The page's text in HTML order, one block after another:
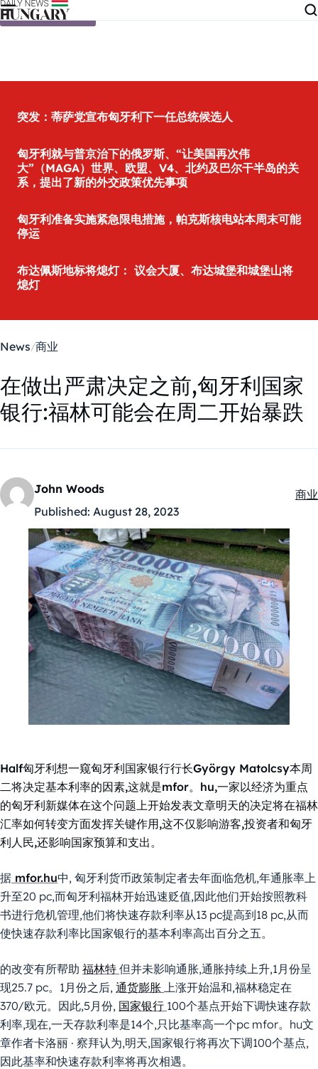
Skip to content
突发：蒂萨党宣布匈牙利下一任总统候选人
匈牙利就与普京治下的俄罗斯、“让美国再次伟
大”（MAGA）世界、欧盟、V4、北约及巴尔干半岛的关
系，提出了新的外交政策优先事项
匈牙利准备实施紧急限电措施，帕克斯核电站本周末可能
停运
布达佩斯地标将熄灯： 议会大厦、布达城堡和城堡山将
熄灯
News 商业
在做出严肃决定之前,匈牙利国家
银行:福林可能会在周二开始暴跌
John Woods
Published: August 28, 2023
商业
Half匈牙利想一窥匈牙利国家银行行长György Matolcsy本周
二将决定基本利率的因素,这就是mfor。hu,一家以经济为重点
的匈牙利新媒体在这个问题上开始发表文章明天的决定将在福林
汇率如何转变方面发挥关键作用,这不仅影响游客,投资者和匈牙
利人民,还影响国家预算和支出。
据 mfor.hu中, 匈牙利货币政策制定者去年面临危机,年通胀率上
升至20 pc,而匈牙利福林开始迅速贬值,因此他们开始按照教科
书进行危机管理,他们将快速存款利率从13 pc提高到18 pc,从而
使快速存款利率比国家银行的基本利率高出百分之五。
的改变有所帮助 福林特 但并未影响通胀,通胀持续上升,1月份呈
现25.7 pc。1月份之后, 通货膨胀 上涨开始温和,福林稳定在
370/欧元。因此,5月份, 国家银行 100个基点开始下调快速存款
利率,现在,一天存款利率是14个,只比基率高一个pc mfor。hu文
章作者卡洛丽 · 察拜认为,明天,国家银行将再次下调100个基点,
因此基率和快速存款利率将再次相遇。